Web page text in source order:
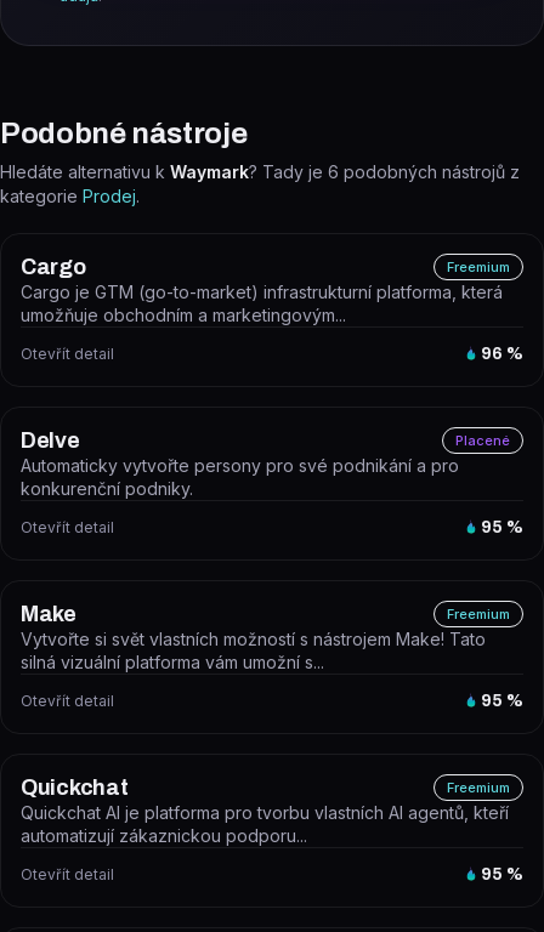
Podobné nástroje
Hledáte alternativu k Waymark? Tady je 6 podobných nástrojů z
kategorie Prodej.
Cargo Freemium
Cargo je GTM (go-to-market) infrastrukturní platforma, která
umožňuje obchodním a marketingovým...
Otevřít detail 96 %
Delve Placené
Automaticky vytvořte persony pro své podnikání a pro
konkurenční podniky.
Otevřít detail 95 %
Make Freemium
Vytvořte si svět vlastních možností s nástrojem Make! Tato
silná vizuální platforma vám umožní s...
Otevřít detail 95 %
Quickchat Freemium
Quickchat AI je platforma pro tvorbu vlastních AI agentů, kteří
automatizují zákaznickou podporu...
Otevřít detail 95 %